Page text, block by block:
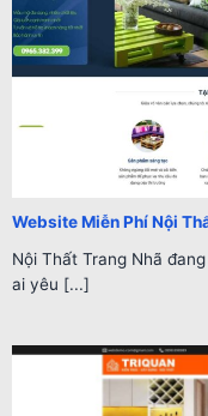
Website Miễn Phí Nội
Nội Thất Trang Nhã
ai yêu [...]